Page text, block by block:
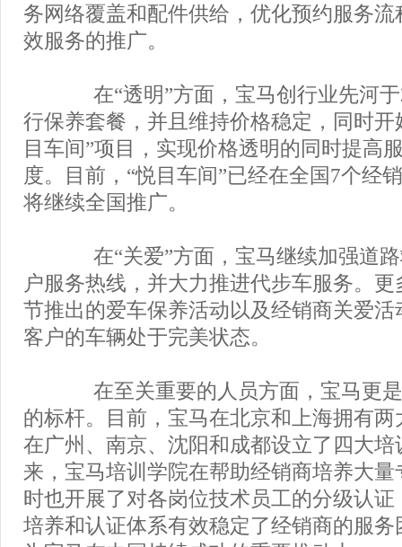
务网络覆盖和配件供给，优化预约服务流
效服务的推广。
在“透明”方面，宝马创行业先河于
行保养套餐，并且维持价格稳定，同时开
目车间”项目，实现价格透明的同时提高
度。目前，“悦目车间”已经在全国7个经
将继续全国推广。
在“关爱”方面，宝马继续加强道路
户服务热线，并大力推进代步车服务。
节推出的爱车保养活动以及经销商关爱活
客户的车辆处于完美状态。
在至关重要的人员方面，宝马更是
的标杆。目前，宝马在北京和上海拥有两
在广州、南京、沈阳和成都设立了四大培
来，宝马培训学院在帮助经销商培养大量
时也开展了对各岗位技术员工的分级认证
培养和认证体系有效稳定了经销商的服务